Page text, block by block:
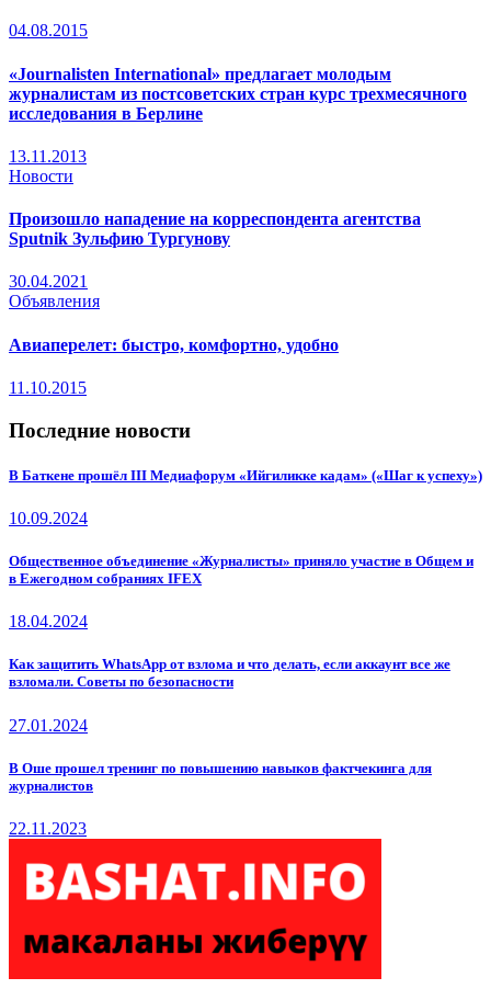
04.08.2015
«Journalisten International» предлагает молодым
журналистам из постсоветских стран курс трехмесячного
исследования в Берлине
13.11.2013
Новости
Произошло нападение на корреспондента агентства
Sputnik Зульфию Тургунову
30.04.2021
Объявления
Авиаперелет: быстро, комфортно, удобно
11.10.2015
Последние новости
В Баткене прошёл III Медиафорум «Ийгиликке кадам» («Шаг к успеху»)
10.09.2024
Общественное объединение «Журналисты» приняло участие в Общем и
в Ежегодном собраниях IFEX
18.04.2024
Как защитить WhatsApp от взлома и что делать, если аккаунт все же
взломали. Советы по безопасности
27.01.2024
В Оше прошел тренинг по повышению навыков фактчекинга для
журналистов
22.11.2023